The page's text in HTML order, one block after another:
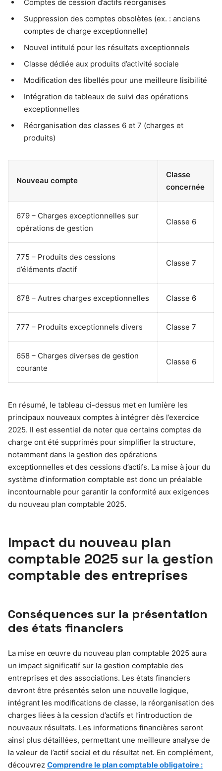
Comptes de cession d’actifs réorganisés
Suppression des comptes obsolètes (ex. : anciens
comptes de charge exceptionnelle)
Nouvel intitulé pour les résultats exceptionnels
Classe dédiée aux produits d’activité sociale
Modification des libellés pour une meilleure lisibilité
Intégration de tableaux de suivi des opérations
exceptionnelles
Réorganisation des classes 6 et 7 (charges et
produits)
Nouveau compte
Classe
concernée
679 – Charges exceptionnelles sur
opérations de gestion
Classe 6
775 – Produits des cessions
d’éléments d’actif
Classe 7
678 – Autres charges exceptionnelles Classe 6
777 – Produits exceptionnels divers Classe 7
658 – Charges diverses de gestion
courante
Classe 6
En résumé, le tableau ci-dessus met en lumière les
principaux nouveaux comptes à intégrer dès l’exercice
2025. Il est essentiel de noter que certains comptes de
charge ont été supprimés pour simplifier la structure,
notamment dans la gestion des opérations
exceptionnelles et des cessions d’actifs. La mise à jour du
système d’information comptable est donc un préalable
incontournable pour garantir la conformité aux exigences
du nouveau plan comptable 2025.
Impact du nouveau plan
comptable 2025 sur la gestion
comptable des entreprises
Conséquences sur la présentation
des états financiers
La mise en œuvre du nouveau plan comptable 2025 aura
un impact significatif sur la gestion comptable des
entreprises et des associations. Les états financiers
devront être présentés selon une nouvelle logique,
intégrant les modifications de classe, la réorganisation des
charges liées à la cession d’actifs et l’introduction de
nouveaux résultats. Les informations financières seront
ainsi plus détaillées, permettant une meilleure analyse de
la valeur de l’actif social et du résultat net. En complément,
découvrez Comprendre le plan comptable obligatoire :